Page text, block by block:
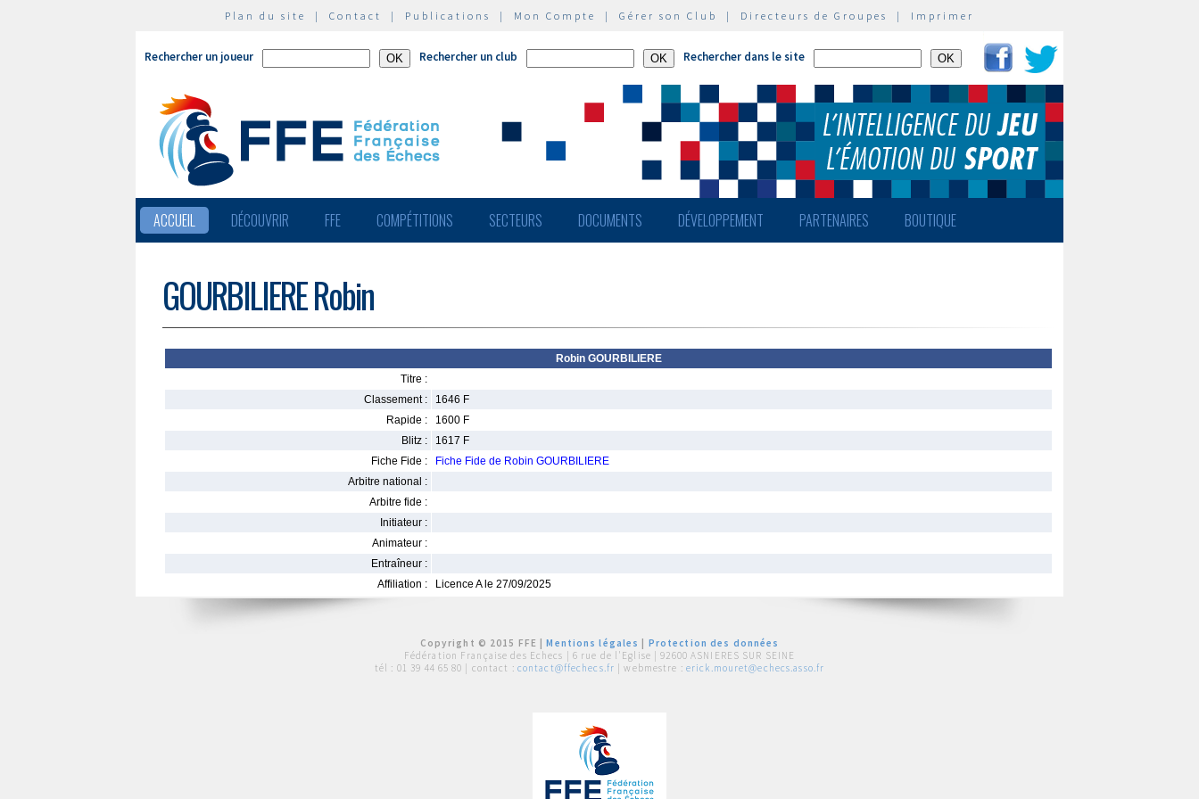
Plan du site | Contact | Publications | Mon Compte | Gérer son Club | Directeurs de Groupes | Imprimer
Rechercher un joueur Rechercher un club Rechercher dans le site
ACCUEIL DÉCOUVRIR FFE COMPÉTITIONS SECTEURS DOCUMENTS DÉVELOPPEMENT PARTENAIRES BOUTIQUE
GOURBILIERE Robin
Robin GOURBILIERE
Titre :
Classement :
1646 F
Rapide :
1600 F
Blitz :
1617 F
Fiche Fide :
Fiche Fide de Robin GOURBILIERE
Arbitre national :
Arbitre fide :
Initiateur :
Animateur :
Entraîneur :
Affiliation :
Licence A le 27/09/2025
Copyright © 2015 FFE |Mentions légales
Protection des données
Fédération Française des Echecs | 6 rue de l'Eglise | 92600 ASNIERES SUR SEINE
tél : 01 39 44 65 80 | contact : contact@ffechecs.fr | webmestre : erick.mouret@echecs.asso.fr